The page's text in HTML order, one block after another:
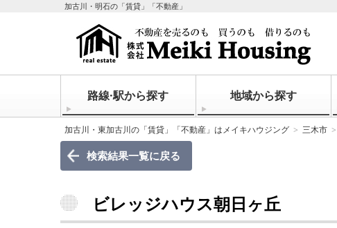
加古川・明石の「賃貸」「不動産」
路線·駅から探す 地域から探す
加古川・東加古川の「賃貸」「不動産」はメイキハウジング 三木市
検索結果一覧に戻る
ビレッジハウス朝日ヶ丘